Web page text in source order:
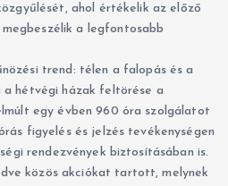
ahol értékelik az előző
a legfontosabb
trend: télen a falopás és a
a hétvégi házak feltörése a
egy évben 960 óra szolgálatot
figyelés és jelzés tevékenységen
rendezvények biztosításában is.
közös akciókat tartott, melynek